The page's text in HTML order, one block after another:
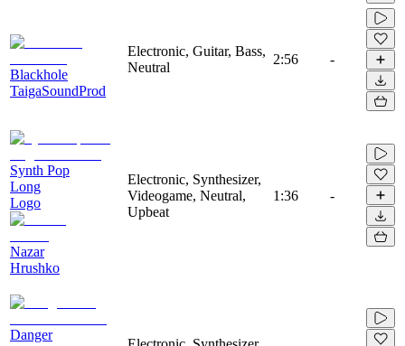
Blackhole
TaigaSoundProd
Electronic, Guitar, Bass,
Neutral
2:56 -
Synth Pop
Long
Logo
Nazar
Hrushko
Electronic, Synthesizer,
Videogame, Neutral,
Upbeat
1:36 -
Danger